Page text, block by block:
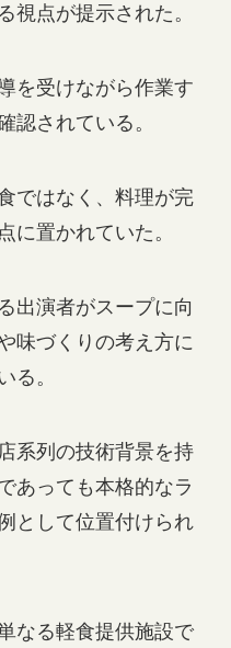
視点が提示された。
を受けながら作業す
認されている。
ではなく、料理が完
に置かれていた。
出演者がスープに向
味づくりの考え方に
る。
系列の技術背景を持
あっても本格的なラ
として位置付けられ
なる軽食提供施設で